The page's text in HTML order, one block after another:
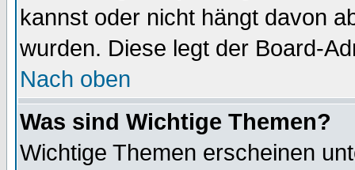
kannst oder nicht hängt davon
wurden. Diese legt der Board-
Nach oben
Was sind Wichtige Themen?
Wichtige Themen erscheinen